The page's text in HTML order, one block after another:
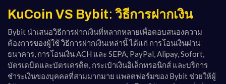
KuCoin VS Bybit: วิธีการฝากเงิน
Bybit นำเสนอวิธีการฝากเงินที่หลากหลายเพื่อตอบสนองความ
ต้องการของผู้ใช้ วิธีการฝากเงินเหล่านี้ ได้แก่ การโอนเงินผ่าน
ธนาคาร, การโอนเงิน ACH และ SEPA, PayPal, Alipay, Sofort,
บัตรเดบิตและบัตรเครดิต, กระเป๋าเงินอิเล็กทรอนิกส์ และบริการ
ชำระเงินของบุคคลที่สามมากมาย แพลตฟอร์มของ Bybit ช่วยให้ผู้